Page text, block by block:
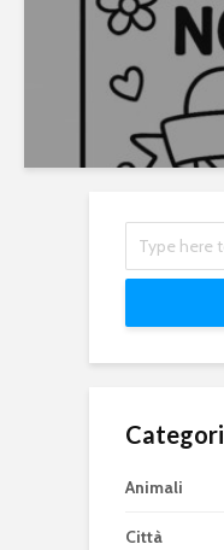
Animali
Città